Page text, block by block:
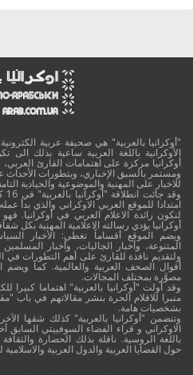
"أوكرانيا بالعربية" هي صحيفة عربية
الأوكرانية باللغة العربية ساعية بذلك
أوكرانيا مركزة على اهتمامات القارئ
ومستمر بالسبق الإخباري، وبتطورات الأحداث
للاخبار على المهنية والموضوعية والحيادية
لتكون رائدة الاعلام العربي في أوكرانيا.
أوكرانيا يؤدي رسالته الاعلامية المهنية بكل
ويضم الموقع أقساماً تغطي: الأخبار
المتنوعة، وأخبار الجاليات، وأخبار
ولتقديم نافذة للقارئ على أهم التطورات في
أقوال الصحف العربية والعالمية. كما
مصوَّرة بمختلف المجالات.
وقد أولت "أوكرانيا بالعربية" اهتماما كبيرا
منبرا للاقلام الحرة بنشر مقالاتهم في باب
بشخصيات هامة.
وتتضمن "أوكرانيا بالعربية" كذلك شقها
الاوكراني و قراء الفضاء السوفييتي السابق
باللغة الروسية. ناقلة بذلك الحضارة
حول القضايا العربية والدول العربية